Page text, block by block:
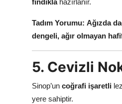
fındıklahazırlanır.
Tadım Yorumu: Ağızda
dengeli, ağır olmayan
5. Cevizli
Sinop’un coğrafi işaretli
yere sahiptir.